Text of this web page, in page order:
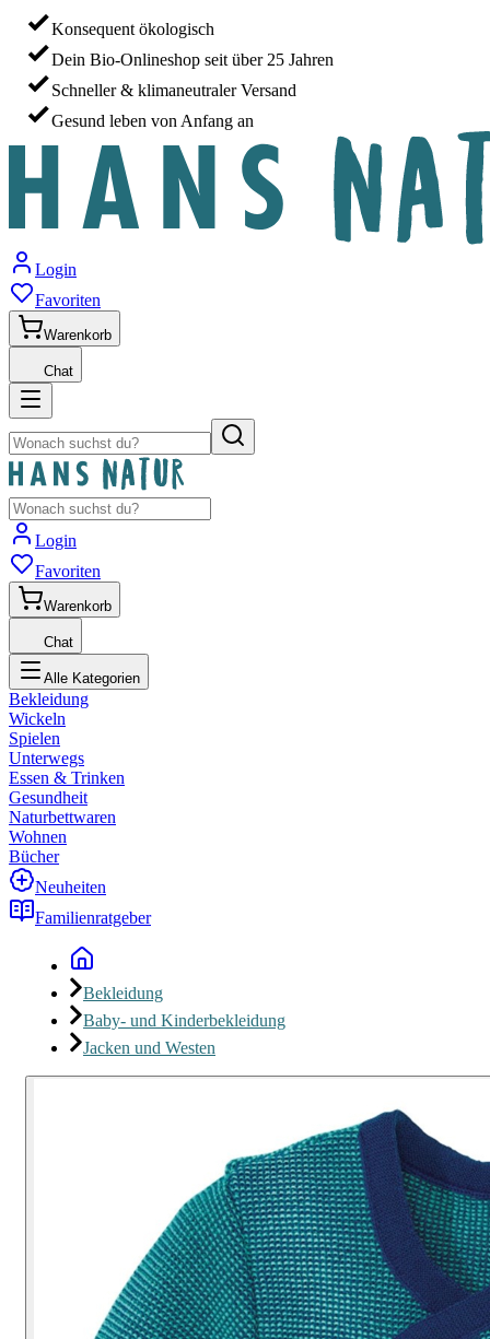
Konsequent ökologisch
Dein Bio-Onlineshop seit über 25 Jahren
Schneller & klimaneutraler Versand
Gesund leben von Anfang an
Login
Favoriten
Warenkorb
Chat
Login
Favoriten
Warenkorb
Chat
Alle Kategorien
Bekleidung
Wickeln
Spielen
Unterwegs
Essen & Trinken
Gesundheit
Naturbettwaren
Wohnen
Bücher
Neuheiten
Familienratgeber
Bekleidung
Baby- und Kinderbekleidung
Jacken und Westen